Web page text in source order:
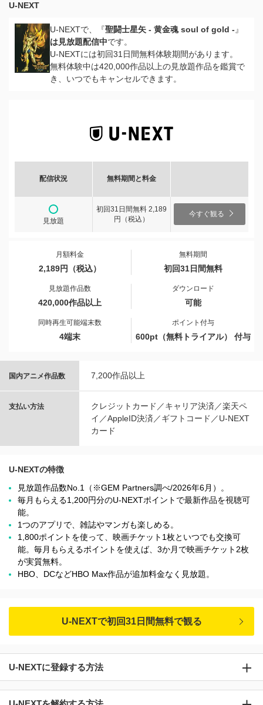
U-NEXT
U-NEXTで、『聖闘士星矢 - 黄金魂 soul of gold - 』
は見放題配信中です。
U-NEXTには初回31日間無料体験期間があります。
無料体験中は420,000作品以上の見放題作品を鑑賞で
き、いつでもキャンセルできます。
配信状況 無料期間と料金
見放題
初回31日間無料 2,189
円（税込）
今すぐ観る
月額料金
2,189円（税込）
無料期間
初回31日間無料
見放題作品数
420,000作品以上
ダウンロード
可能
同時再生可能端末数
4端末
ポイント付与
600pt（無料トライアル） 付与
国内アニメ作品数 7,200作品以上
支払い方法
クレジットカード／キャリア決済／楽天ペ
イ／AppleID決済／ギフトコード／U-NEXT
カード
U-NEXTの特徴
見放題作品数No.1（※GEM Partners調べ/2026年6⽉）。
毎月もらえる1,200円分のU-NEXTポイントで最新作品を視聴可
能。
1つのアプリで、雑誌やマンガも楽しめる。
1,800ポイントを使って、映画チケット1枚といつでも交換可
能。毎月もらえるポイントを使えば、3か月で映画チケット2枚
が実質無料。
HBO、DCなどHBO Max作品が追加料金なく見放題。
U-NEXTで初回31日間無料で観る
U-NEXTに登録する方法